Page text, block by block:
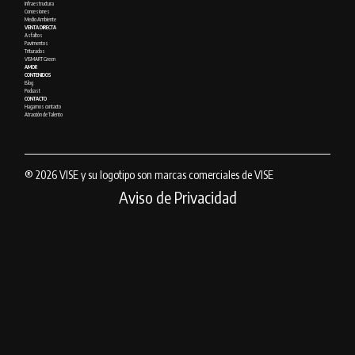
Infraestructura
Concesiones
Medio Ambiente
VENTA DIRECTA
Asfaltos
Pavimentos
Triturados
VISMART Green
AMOR
CONTENIDOS
Blog
Podcast
CONTACTO
Hagamos contacto
Atracción de Talento
® 2026 VISE y su logotipo son marcas comerciales de VISE
Aviso de Privacidad